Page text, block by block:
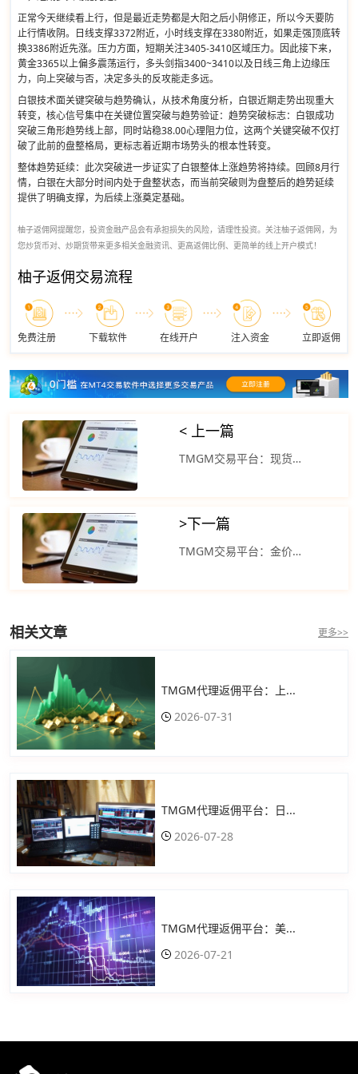
正常今天继续看上行，但是最近走势都是大阳之后小阴修正，所以今天要防
止行情收阴。日线支撑3372附近，小时线支撑在3380附近，如果走强顶底转
换3386附近先涨。压力方面，短期关注3405-3410区域压力。因此接下来，
黄金3365以上偏多震荡运行，多头剑指3400~3410以及日线三角上边缘压
力，向上突破与否，决定多头的反攻能走多远。
白银技术面关键突破与趋势确认，从技术角度分析，白银近期走势出现重大
转变，核心信号集中在关键位置突破与趋势验证：趋势突破标志：白银成功
突破三角形趋势线上部，同时站稳38.00心理阻力位，这两个关键突破不仅打
破了此前的盘整格局，更标志着近期市场势头的根本性转变。
整体趋势延续：此次突破进一步证实了白银整体上涨趋势将持续。回顾8月行
情，白银在大部分时间内处于盘整状态，而当前突破则为盘整后的趋势延续
提供了明确支撑，为后续上涨奠定基础。
柚子返佣网提醒您，投资金融产品会有承担损失的风险，请理性投资。关注柚子返佣网，为
您炒货币对、炒期货带来更多相关金融资讯、更高返佣比例、更简单的线上开户模式！
柚子返佣交易流程
免费注册 下载软件 在线开户 注入资金 立即返佣
< 上一篇
TMGM交易平台：现货黄金延续强势在高位震荡蓄力
>下一篇
TMGM交易平台：金价走势将紧密跟随美元行情
相关文章 更多>>
TMGM代理返佣平台：上...
2026-07-31
TMGM代理返佣平台：日...
2026-07-28
TMGM代理返佣平台：美...
2026-07-21